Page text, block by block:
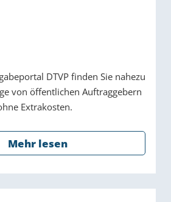
DTVP finden Sie nahezu
von öffentlichen Auftraggebern
Extrakosten.
Mehr lesen